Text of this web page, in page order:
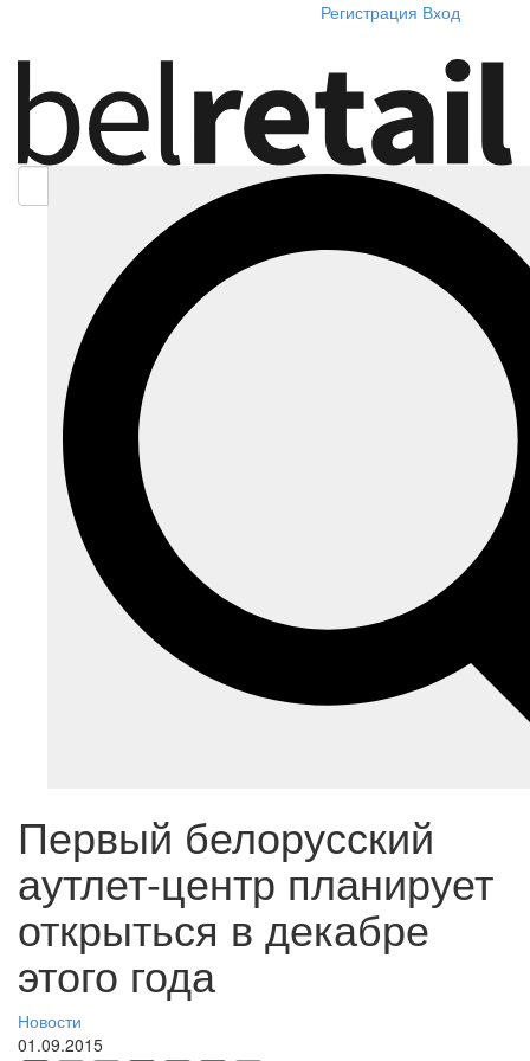
Регистрация Вход
Первый белорусский
аутлет-центр планирует
открыться в декабре
этого года
Новости
01.09.2015